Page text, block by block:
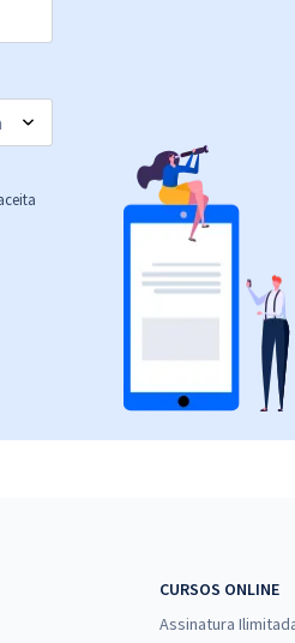
CURSOS ONLINE
Assinatura